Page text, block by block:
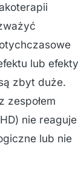
lub efekty
zbyt duże.
zespołem
nie reaguje
lub nie